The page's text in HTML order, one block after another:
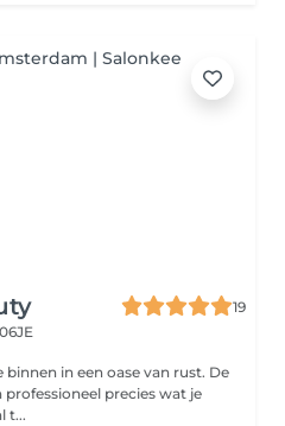
19
binnen in een oase van rust. De
precies wat je
t...